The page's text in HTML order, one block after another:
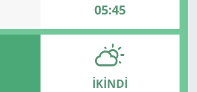
05:45
İKINDI